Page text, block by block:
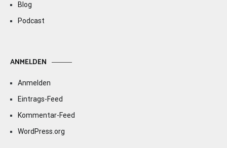
Blog
Podcast
ANMELDEN
Anmelden
Eintrags-Feed
Kommentar-Feed
WordPress.org